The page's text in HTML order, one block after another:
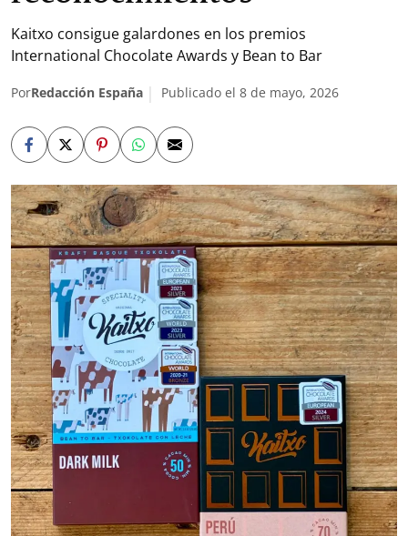
Kaitxo consigue galardones en los premios
International Chocolate Awards y Bean to Bar
PorRedacción España Publicado el 8 de mayo, 2026